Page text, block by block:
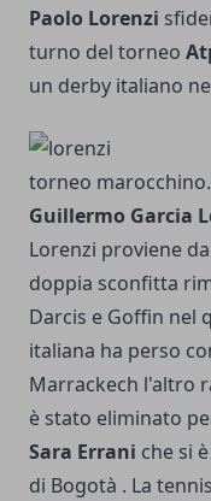
Paolo Lorenzi
turno del torneo
un derby italiano
torneo
Guillermo Garcia
Lorenzi proviene
doppia sconfitta
Darcis e Goffin nel
italiana ha perso
Marrackech l'altro
è stato eliminato
Sara Errani che si
di Bogotà . La